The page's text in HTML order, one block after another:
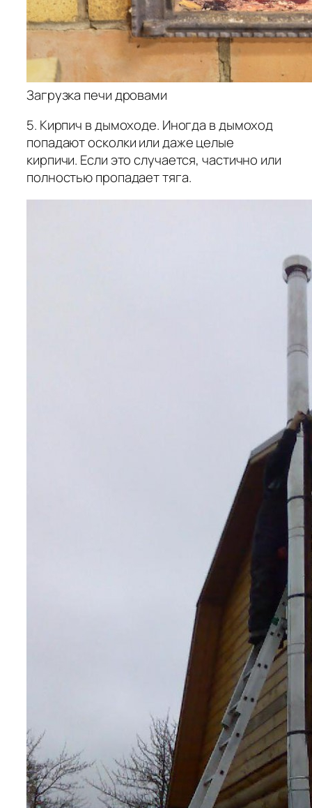
Загрузка печи дровами
5. Кирпич в дымоходе. Иногда в дымоход
попадают осколки или даже целые
кирпичи. Если это случается, частично или
полностью пропадает тяга.